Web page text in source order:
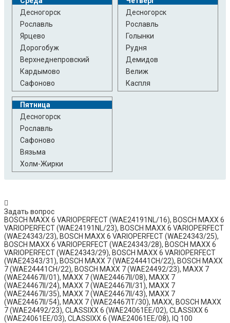
Десногорск
Рославль
Ярцево
Дорогобуж
Верхнеднепровский
Кардымово
Сафоново
Десногорск
Рославль
Голынки
Рудня
Демидов
Велиж
Каспля
Пятница
Десногорск
Рославль
Сафоново
Вязьма
Холм-Жирки
Задать вопрос
BOSCH MAXX 6 VARIOPERFECT (WAE24191NL/16), BOSCH MAXX 6
VARIOPERFECT (WAE24191NL/23), BOSCH MAXX 6 VARIOPERFECT
(WAE24343/23), BOSCH MAXX 6 VARIOPERFECT (WAE24343/25),
BOSCH MAXX 6 VARIOPERFECT (WAE24343/28), BOSCH MAXX 6
VARIOPERFECT (WAE24343/29), BOSCH MAXX 6 VARIOPERFECT
(WAE24343/31), BOSCH MAXX 7 (WAE24441CH/22), BOSCH MAXX
7 (WAE24441CH/22), BOSCH MAXX 7 (WAE24492/23), MAXX 7
(WAE24467II/01), MAXX 7 (WAE24467II/08), MAXX 7
(WAE24467II/24), MAXX 7 (WAE24467II/31), MAXX 7
(WAE24467II/35), MAXX 7 (WAE24467II/43), MAXX 7
(WAE24467II/54), MAXX 7 (WAE24467IT/30), MAXX, BOSCH MAXX
7 (WAE24492/23), CLASSIXX 6 (WAE24061EE/02), CLASSIXX 6
(WAE24061EE/03), CLASSIXX 6 (WAE24061EE/08), IQ 100